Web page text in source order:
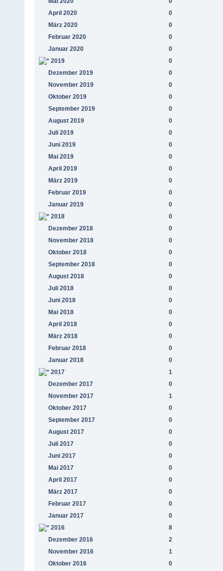
April 2020
0
März 2020
0
Februar 2020
0
Januar 2020
0
2019
0
Dezember 2019
0
November 2019
0
Oktober 2019
0
September 2019
0
August 2019
0
Juli 2019
0
Juni 2019
0
Mai 2019
0
April 2019
0
März 2019
0
Februar 2019
0
Januar 2019
0
2018
0
Dezember 2018
0
November 2018
0
Oktober 2018
0
September 2018
0
August 2018
0
Juli 2018
0
Juni 2018
0
Mai 2018
0
April 2018
0
März 2018
0
Februar 2018
0
Januar 2018
0
2017
1
Dezember 2017
0
November 2017
1
Oktober 2017
0
September 2017
0
August 2017
0
Juli 2017
0
Juni 2017
0
Mai 2017
0
April 2017
0
März 2017
0
Februar 2017
0
Januar 2017
0
2016
8
Dezember 2016
2
November 2016
1
Oktober 2016
0